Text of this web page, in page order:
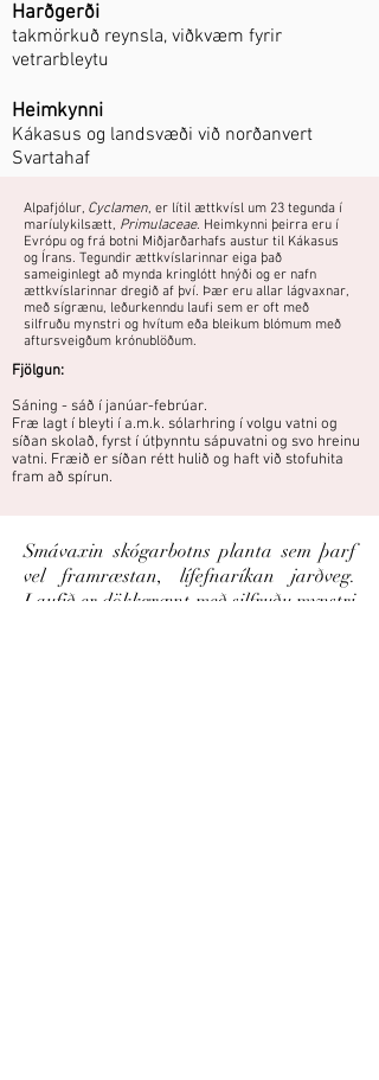
Harðgerði
takmörkuð reynsla, viðkvæm fyrir
vetrarbleytu
Heimkynni
Kákasus og landsvæði við norðanvert
Svartahaf
Alpafjólur, Cyclamen, er lítil ættkvísl um 23 tegunda í
maríulykilsætt, Primulaceae. Heimkynni þeirra eru í
Evrópu og frá botni Miðjarðarhafs austur til Kákasus
og Írans. Tegundir ættkvíslarinnar eiga það
sameiginlegt að mynda kringlótt hnýði og er nafn
ættkvíslarinnar dregið af því. Þær eru allar lágvaxnar,
með sígrænu, leðurkenndu laufi sem er oft með
silfruðu mynstri og hvítum eða bleikum blómum með
aftursveigðum krónublöðum.
Fjölgun:
Sáning - sáð í janúar-febrúar.
Fræ lagt í bleyti í a.m.k. sólarhring í volgu vatni og
síðan skolað, fyrst í útþynntu sápuvatni og svo hreinu
vatni. Fræið er síðan rétt hulið og haft við stofuhita
fram að spírun.
Smávaxin skógarbotns planta sem þarf
vel framræstan, lífefnaríkan jarðveg.
Laufið er dökkgrænt með silfruðu mynstri